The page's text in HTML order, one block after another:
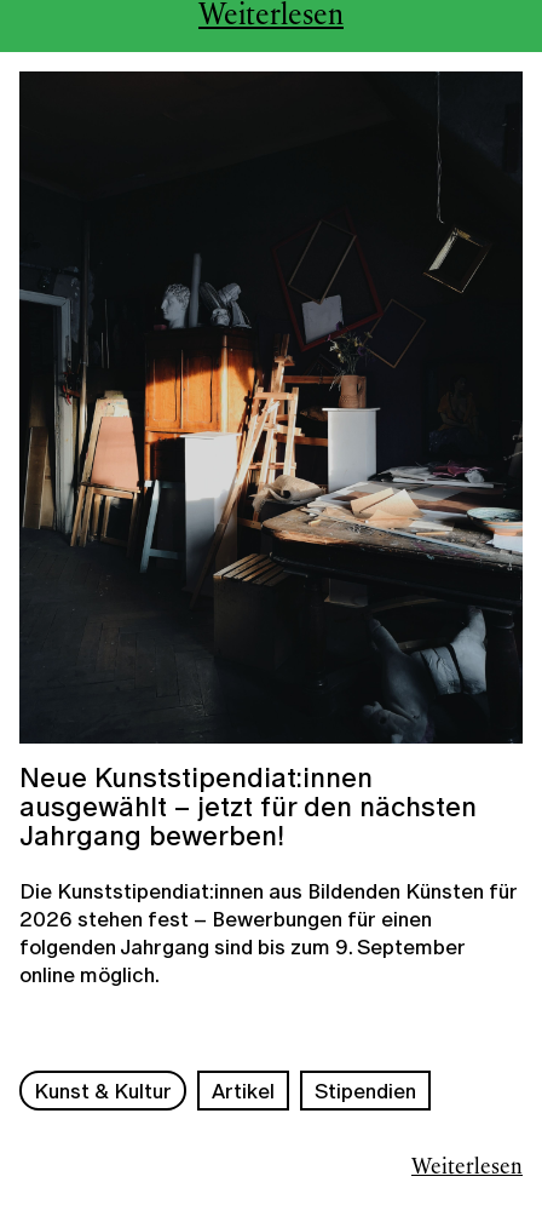
Weiterlesen
Neue Kunststipendiat:innen
ausgewählt – jetzt für den nächsten
Jahrgang bewerben!
Die Kunststipendiat:innen aus Bildenden Künsten für
2026 stehen fest – Bewerbungen für einen
folgenden Jahrgang sind bis zum 9. September
online möglich.
Weiterlesen
Kunst & Kultur Artikel Stipendien